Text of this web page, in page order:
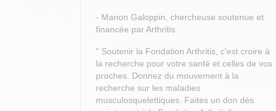
- Manon Galoppin, chercheuse soutenue et
financée par Arthritis
" Soutenir la Fondation Arthritis, c'est croire à
la recherche pour votre santé et celles de vos
proches. Donnez du mouvement à la
recherche sur les maladies
musculosquelettiques. Faites un don dès